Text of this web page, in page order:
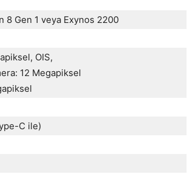
8 Gen 1 veya Exynos 2200
OIS,
12 Megapiksel
C ile)